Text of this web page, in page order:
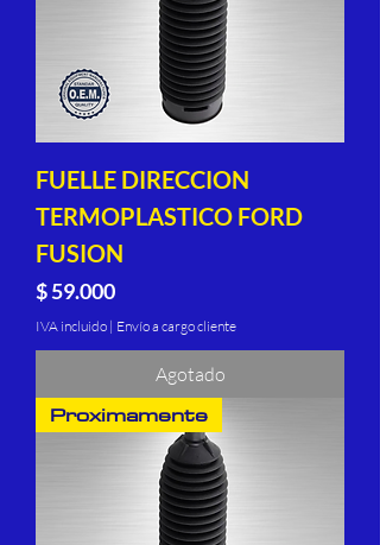
FUELLE DIRECCION
TERMOPLASTICO FORD
FUSION
Precio
$ 59.000
IVA incluido | Envío a cargo cliente
Agotado
Proximamente